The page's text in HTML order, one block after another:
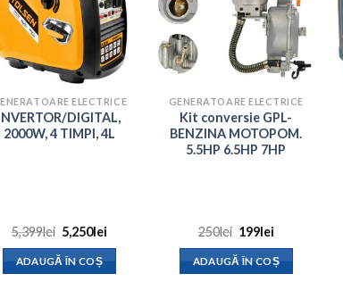
ELECTRICE
DIGITAL,
2000W, 4 TIMPI, 4L
5,399lei Prețul
inițial
a
fost:
5,250lei
ADAUGĂ ÎN COȘ
GENERATOARE ELECTRICE
Kit conversie GPL-
BENZINA MOTOPOM.
5.5HP 6.5HP 7HP
250lei Prețul
a
fost:
199leiPrețul
este:
199lei.
ADAUGĂ ÎN COȘ